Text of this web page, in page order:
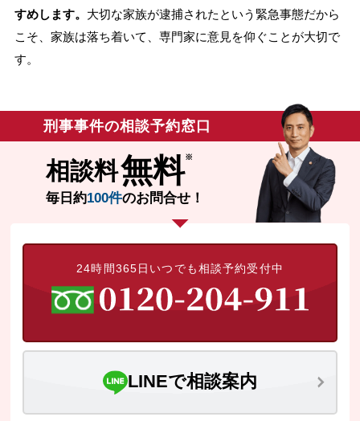
すめします。 大切な家族が逮捕されたという緊急事態だから
こそ、家族は落ち着いて、専門家に意見を仰ぐことが大切で
す。
刑事事件の相談予約窓口
相談料無料
毎日約100件のお問合せ！
24時間365日いつでも相談予約受付中
LINEで相談案内